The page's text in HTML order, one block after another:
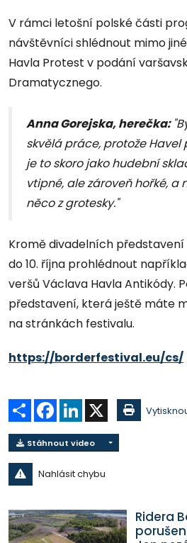
V rámci letošní polské části
návštěvníci shlédnout mimo
Havla Protest v podání
Dramatycznego.
Anna Gorejska, herečka:
skvělá práce, protože
je to skoro jako hudební
vtipné, ale zároveň hořké, a
něco z grotesky."
Kromě divadelních
do 10. října prohlédnout
veršů Václava Havla Antikódy.
představení, která ještě máte
na stránkách festivalu.
https://borderfestival.eu/cs/
Sdílet Facebook
LinkedIn
Stáhnout video
Nahlásit chybu
Ridera